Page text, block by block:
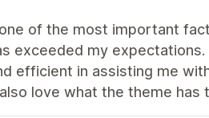
of the most important
exceeded my
efficient in assisting me
love what the theme has